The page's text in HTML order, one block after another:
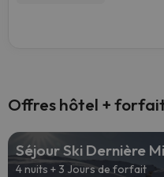
Offres hôtel +
Séjour Ski Dernière
4 nuits + 3 Jours de forfait